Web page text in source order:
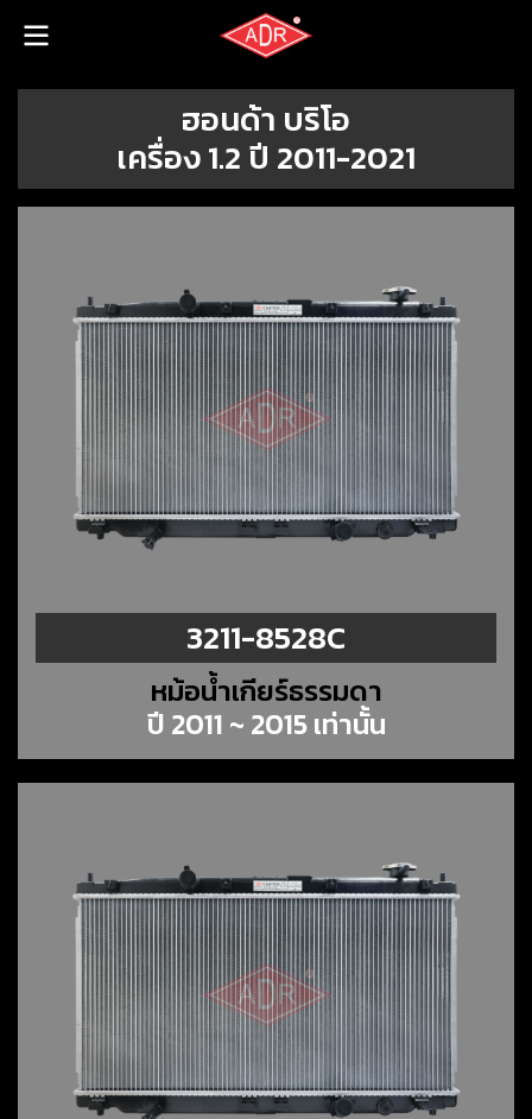
ฮอนด้า บริโอ
เครื่อง 1.2 ปี 2011-2021
3211-8528C
หม้อน้ำเกียร์ธรรมดา
ปี 2011 ~ 2015 เท่านั้น